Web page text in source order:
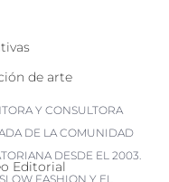
de arte
Editorial
Y CONSULTORA
DE LA COMUNIDAD
DESDE EL 2003.
FASHION Y EL